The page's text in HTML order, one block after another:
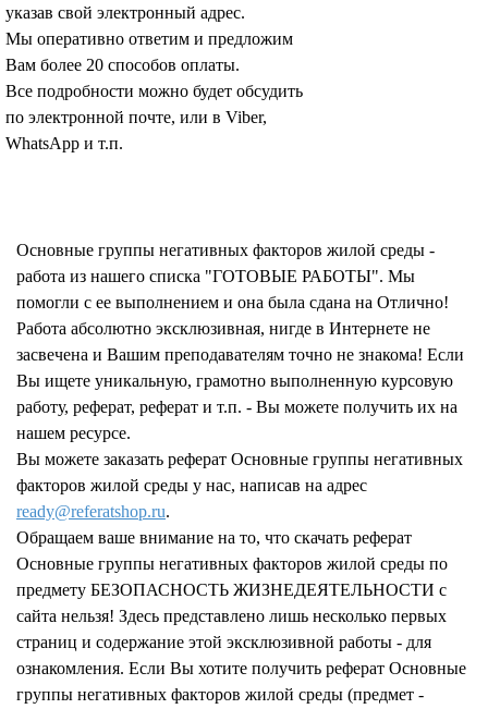
указав свой электронный адрес.
Мы оперативно ответим и предложим
Вам более 20 способов оплаты.
Все подробности можно будет обсудить
по электронной почте, или в Viber,
WhatsApp и т.п.
Основные группы негативных факторов жилой среды -
работа из нашего списка "ГОТОВЫЕ РАБОТЫ". Мы
помогли с ее выполнением и она была сдана на Отлично!
Работа абсолютно эксклюзивная, нигде в Интернете не
засвечена и Вашим преподавателям точно не знакома! Если
Вы ищете уникальную, грамотно выполненную курсовую
работу, реферат, реферат и т.п. - Вы можете получить их на
нашем ресурсе.
Вы можете заказать реферат Основные группы негативных
факторов жилой среды у нас, написав на адрес
ready@referatshop.ru.
Обращаем ваше внимание на то, что скачать реферат
Основные группы негативных факторов жилой среды по
предмету БЕЗОПАСНОСТЬ ЖИЗНЕДЕЯТЕЛЬНОСТИ с
сайта нельзя! Здесь представлено лишь несколько первых
страниц и содержание этой эксклюзивной работы - для
ознакомления. Если Вы хотите получить реферат Основные
группы негативных факторов жилой среды (предмет -